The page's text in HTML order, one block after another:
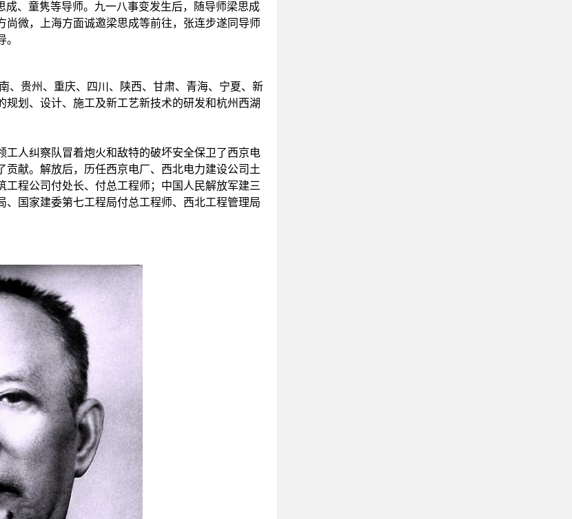
、童隽等导师。九一八事变发生后，随导师梁思成
微，上海方面诚邀梁思成等前往，张连步遂同导师
贵州、重庆、四川、陕西、甘肃、青海、宁夏、新
划、设计、施工及新工艺新技术的研发和杭州西湖
人纠察队冒着炮火和敌特的破坏安全保卫了西京电
献。解放后，历任西京电厂、西北电力建设公司土
程公司付处长、付总工程师；中国人民解放军建三
国家建委第七工程局付总工程师、西北工程管理局